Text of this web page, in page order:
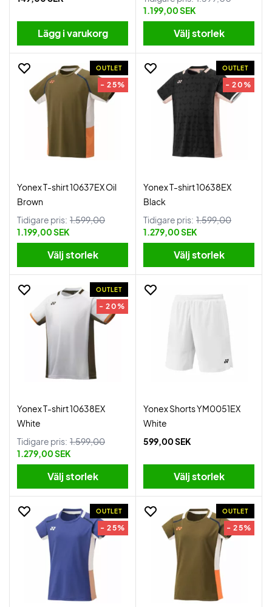
Lägg i varukorg
1.199,00 SEK
Välj storlek
OUTLET
- 25%
Yonex T-shirt 10637EX Oil
Brown
Tidigare pris: 1.599,00
1.199,00 SEK
Välj storlek
OUTLET
- 20%
Yonex T-shirt 10638EX
Black
Tidigare pris: 1.599,00
1.279,00 SEK
Välj storlek
OUTLET
- 20%
Yonex T-shirt 10638EX
White
Tidigare pris: 1.599,00
1.279,00 SEK
Välj storlek
Yonex Shorts YM0051EX
White
599,00 SEK
Välj storlek
OUTLET
- 25%
OUTLET
- 25%